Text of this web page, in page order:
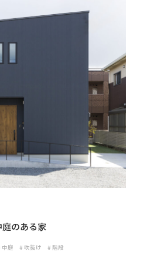
庭のある家
中庭 # 吹抜け # 階段